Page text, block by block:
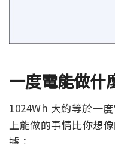
一度電能做什
1024Wh 大約等於一
上能做的事情比你想